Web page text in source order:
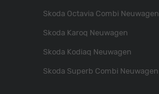
Skoda Octavia Combi Neuwagen
Skoda Karoq Neuwagen
Skoda Kodiaq Neuwagen
Skoda Superb Combi Neuwagen